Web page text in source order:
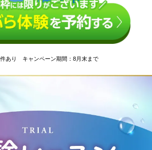
あり キャンペーン期間：8月末まで